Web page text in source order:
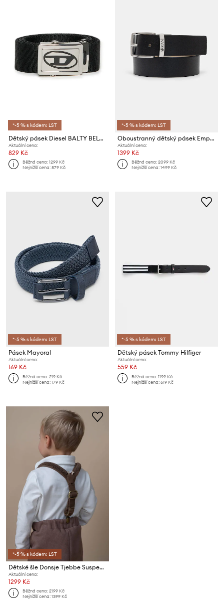
*-5 % s kódem: LST
Dětský pásek Diesel BALTY BELTS
Aktuální cena:
829 Kč
Běžná cena:1299 Kč
Nejnižší cena:879 Kč
*-5 % s kódem: LST
Oboustranný dětský pásek Emporio Armani
Aktuální cena:
1399 Kč
Běžná cena:2099 Kč
Nejnižší cena:1499 Kč
*-5 % s kódem: LST
Pásek Mayoral
Aktuální cena:
169 Kč
Běžná cena:219 Kč
Nejnižší cena:179 Kč
*-5 % s kódem: LST
Dětský pásek Tommy Hilfiger
Aktuální cena:
559 Kč
Běžná cena:1199 Kč
Nejnižší cena:619 Kč
*-5 % s kódem: LST
Dětské šle Donsje Tjebbe Suspenders Stag
Aktuální cena:
1299 Kč
Běžná cena:2199 Kč
Nejnižší cena:1399 Kč